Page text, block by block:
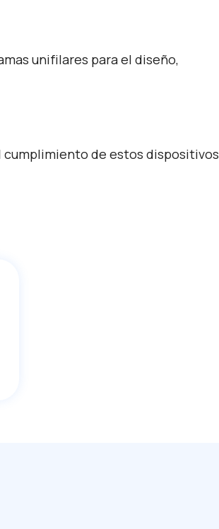
unifilares para el diseño,
cumplimiento de estos dispositivos